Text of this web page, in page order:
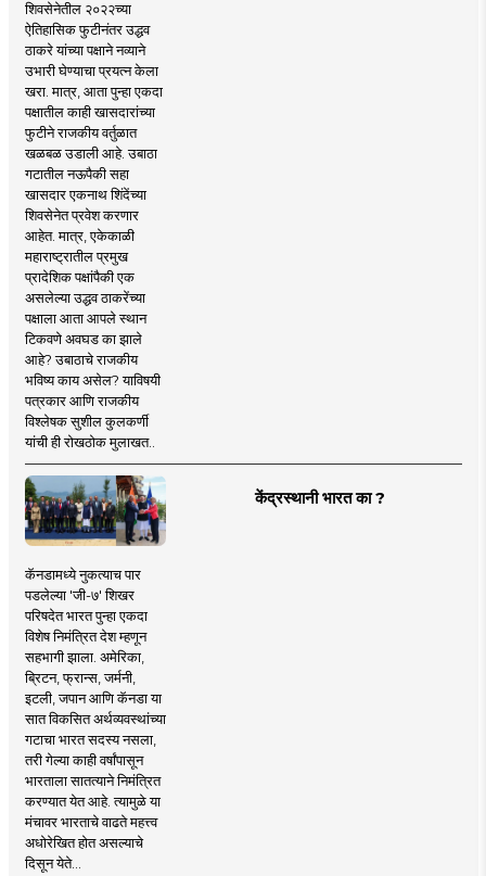
शिवसेनेतील २०२२च्या
ऐतिहासिक फुटीनंतर उद्धव
ठाकरे यांच्या पक्षाने नव्याने
उभारी घेण्याचा प्रयत्न केला
खरा. मात्र, आता पुन्हा एकदा
पक्षातील काही खासदारांच्या
फुटीने राजकीय वर्तुळात
खळबळ उडाली आहे. उबाठा
गटातील नऊपैकी सहा
खासदार एकनाथ शिंदेंच्या
शिवसेनेत प्रवेश करणार
आहेत. मात्र, एकेकाळी
महाराष्ट्रातील प्रमुख
प्रादेशिक पक्षांपैकी एक
असलेल्या उद्धव ठाकरेंच्या
पक्षाला आता आपले स्थान
टिकवणे अवघड का झाले
आहे? उबाठाचे राजकीय
भविष्य काय असेल? याविषयी
पत्रकार आणि राजकीय
विश्लेषक सुशील कुलकर्णी
यांची ही रोखठोक मुलाखत..
केंद्रस्थानी भारत का ?
कॅनडामध्ये नुकत्याच पार
पडलेल्या 'जी-७' शिखर
परिषदेत भारत पुन्हा एकदा
विशेष निमंत्रित देश म्हणून
सहभागी झाला. अमेरिका,
ब्रिटन, फ्रान्स, जर्मनी,
इटली, जपान आणि कॅनडा या
सात विकसित अर्थव्यवस्थांच्या
गटाचा भारत सदस्य नसला,
तरी गेल्या काही वर्षांपासून
भारताला सातत्याने निमंत्रित
करण्यात येत आहे. त्यामुळे या
मंचावर भारताचे वाढते महत्त्व
अधोरेखित होत असल्याचे
दिसून येते...